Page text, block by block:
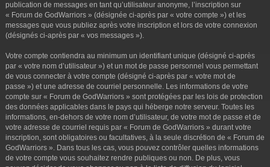
publication de messages en tant qu’utilisateur anonyme, l’inscription sur
« Forum de GodWarriors » (désignée ci-après par « votre compte ») et les
messages que vous publiez après votre inscription et lors de votre connexion
(désignés ci-après par « vos messages »).
Votre compte contiendra au minimum un identifiant unique (désigné ci-après
par « votre nom d’utilisateur ») et un mot de passe personnel vous permettant
de vous connecter à votre compte (désigné ci-après par « votre mot de
passe ») et une adresse de courriel personnelle. Les informations de votre
compte sur « Forum de GodWarriors » sont protégées par les lois de protection
des données applicables dans le pays qui héberge notre serveur. Toutes les
informations, en-dehors de votre nom d’utilisateur, de votre mot de passe et de
votre adresse de courriel requis par « Forum de GodWarriors » durant votre
inscription, sont obligatoires ou facultatives, à la seule discrétion de « Forum de
GodWarriors ». Dans tous les cas, vous pouvez contrôler quelles informations
de votre compte vous souhaitez rendre publiques ou non. De plus, vous